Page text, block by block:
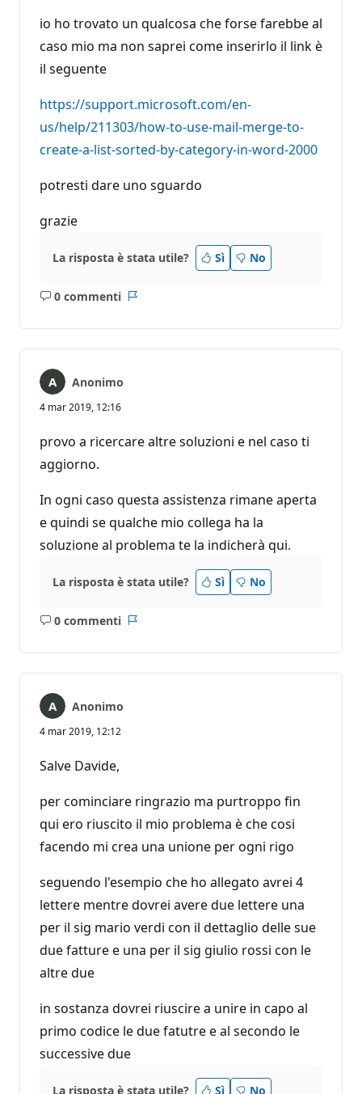
io ho trovato un qualcosa che forse farebbe al
caso mio ma non saprei come inserirlo il link è
il seguente
https://support.microsoft.com/en-
us/help/211303/how-to-use-mail-merge-to-
create-a-list-sorted-by-category-in-word-2000
potresti dare uno sguardo
grazie
La risposta è stata utile? Sì No
0 commenti
Nessun
Anonimo
4 mar 2019, 12:16
provo a ricercare altre soluzioni e nel caso ti
aggiorno.
In ogni caso questa assistenza rimane aperta
e quindi se qualche mio collega ha la
soluzione al problema te la indicherà qui.
La risposta è stata utile? Sì No
0 commenti
Nessun
Anonimo
4 mar 2019, 12:12
Salve Davide,
per cominciare ringrazio ma purtroppo fin
qui ero riuscito il mio problema è che cosi
facendo mi crea una unione per ogni rigo
seguendo l'esempio che ho allegato avrei 4
lettere mentre dovrei avere due lettere una
per il sig mario verdi con il dettaglio delle sue
due fatture e una per il sig giulio rossi con le
altre due
in sostanza dovrei riuscire a unire in capo al
primo codice le due fatutre e al secondo le
successive due
La risposta è stata utile? Sì No